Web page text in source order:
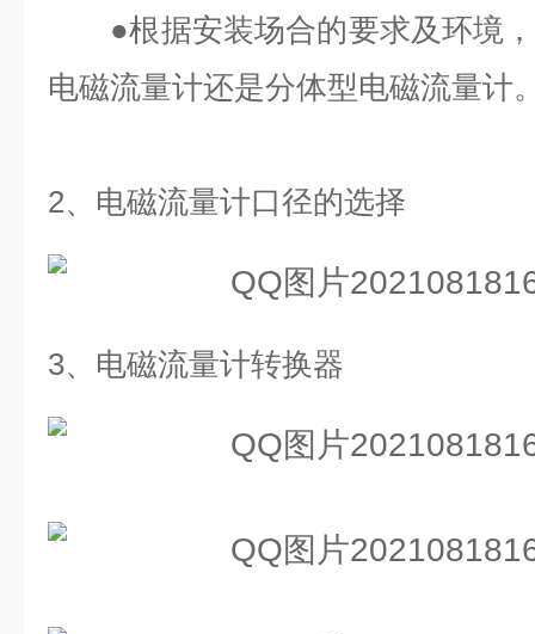
●根据安装场合的要求及环境
电磁流量计还是分体型电磁流量计
2、 电磁流量计口径的选择
3、 电磁流量计转换器